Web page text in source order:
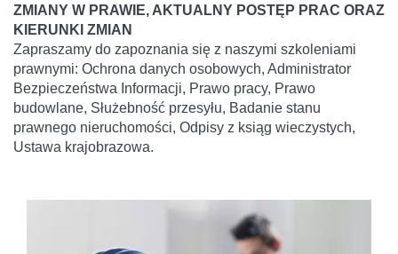
ZMIANY W PRAWIE, AKTUALNY POSTĘP PRAC ORAZ
KIERUNKI ZMIAN
Zapraszamy do zapoznania się z naszymi szkoleniami
prawnymi: Ochrona danych osobowych, Administrator
Bezpieczeństwa Informacji, Prawo pracy, Prawo
budowlane, Służebność przesyłu, Badanie stanu
prawnego nieruchomości, Odpisy z ksiąg wieczystych,
Ustawa krajobrazowa.